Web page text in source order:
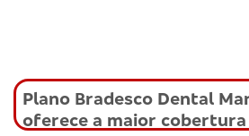
Plano Bradesco Dental
oferece a maior cobertura